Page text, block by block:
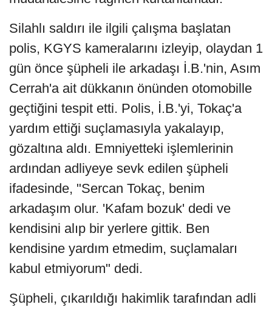
Silahlı saldırı ile ilgili çalışma başlatan
polis, KGYS kameralarını izleyip, olaydan 1
gün önce şüpheli ile arkadaşı İ.B.'nin, Asım
Cerrah'a ait dükkanın önünden otomobille
geçtiğini tespit etti. Polis, İ.B.'yi, Tokaç'a
yardım ettiği suçlamasıyla yakalayıp,
gözaltına aldı. Emniyetteki işlemlerinin
ardından adliyeye sevk edilen şüpheli
ifadesinde, "Sercan Tokaç, benim
arkadaşım olur. 'Kafam bozuk' dedi ve
kendisini alıp bir yerlere gittik. Ben
kendisine yardım etmedim, suçlamaları
kabul etmiyorum" dedi.
Şüpheli, çıkarıldığı hakimlik tarafından adli